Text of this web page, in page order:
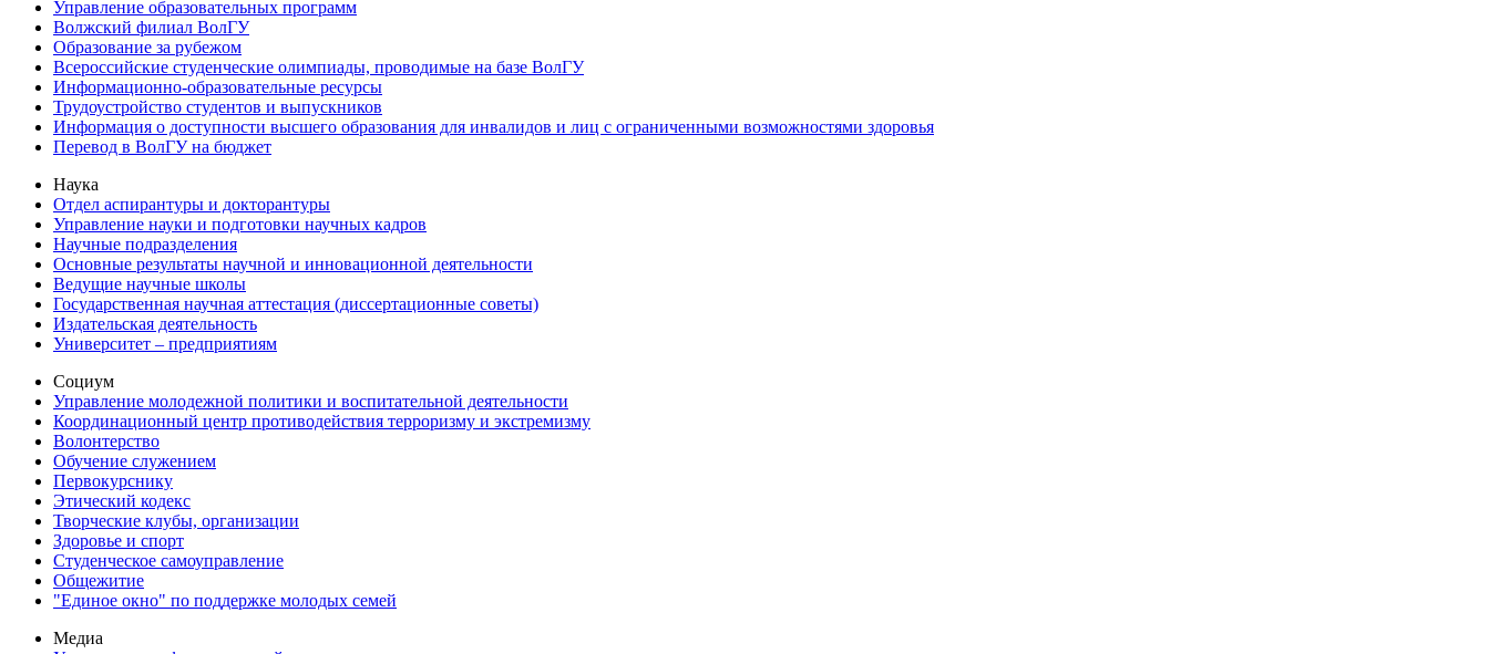
Управление образовательных программ
Волжский филиал ВолГУ
Образование за рубежом
Всероссийские студенческие олимпиады, проводимые на базе ВолГУ
Информационно-образовательные ресурсы
Трудоустройство студентов и выпускников
Информация о доступности высшего образования для инвалидов и лиц с ограниченными возможностями здоровья
Перевод в ВолГУ на бюджет
Наука
Отдел аспирантуры и докторантуры
Управление науки и подготовки научных кадров
Научные подразделения
Основные результаты научной и инновационной деятельности
Ведущие научные школы
Государственная научная аттестация (диссертационные советы)
Издательская деятельность
Университет – предприятиям
Социум
Управление молодежной политики и воспитательной деятельности
Координационный центр противодействия терроризму и экстремизму
Волонтерство
Обучение служением
Первокурснику
Этический кодекс
Творческие клубы, организации
Здоровье и спорт
Студенческое самоуправление
Общежитие
"Единое окно" по поддержке молодых семей
Медиа